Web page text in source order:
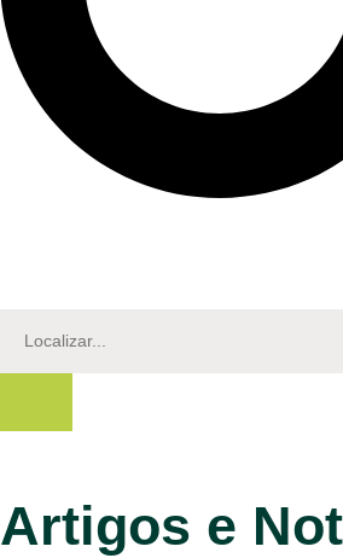
Artigos e